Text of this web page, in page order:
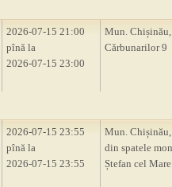
2026-07-15 21:00
pînă la
2026-07-15 23:00
Mun. Chișinău,
Cărbunarilor 9
2026-07-15 23:55
pînă la
2026-07-15 23:55
Mun.
din spatele
Ștefan cel